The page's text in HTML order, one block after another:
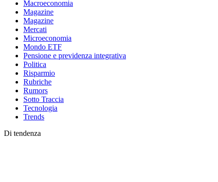
Macroeconomia
Magazine
Magazine
Mercati
Microeconomia
Mondo ETF
Pensione e previdenza integrativa
Politica
Risparmio
Rubriche
Rumors
Sotto Traccia
Tecnologia
Trends
Di tendenza